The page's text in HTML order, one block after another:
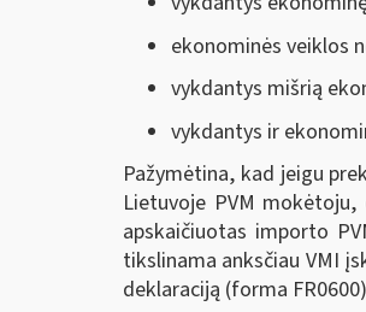
ekonominės veiklos
vykdantys mišrią
vykdantys ir
Pažymėtina, kad jeigu
Lietuvoje PVM
apskaičiuotas importo
tikslinama anksčiau VMI
deklaraciją (forma